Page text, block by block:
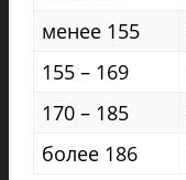
менее 155
155 – 169
170 – 185
более 186